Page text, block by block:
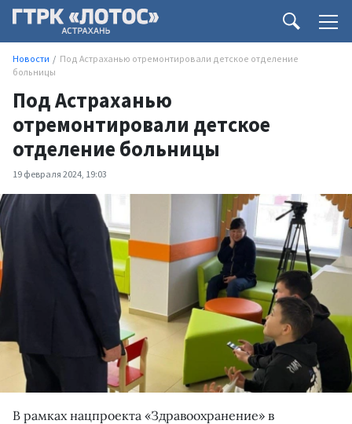
Новости
Под Астраханью отремонтировали детское отделение
больницы
Под Астраханью
отремонтировали детское
отделение больницы
19 февраля 2024, 19:03
В рамках нацпроекта «Здравоохранение» в